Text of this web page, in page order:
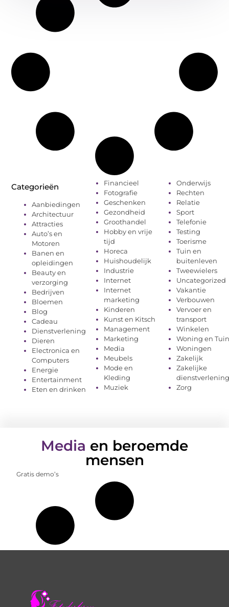
Categorieën
Aanbiedingen
Architectuur
Attracties
Auto’s en
Motoren
Banen en
opleidingen
Beauty en
verzorging
Bedrijven
Bloemen
Blog
Cadeau
Dienstverlening
Dieren
Electronica en
Computers
Energie
Entertainment
Eten en drinken
Financieel
Fotografie
Geschenken
Gezondheid
Groothandel
Hobby en vrije
tijd
Horeca
Huishoudelijk
Industrie
Internet
Internet
marketing
Kinderen
Kunst en Kitsch
Management
Marketing
Media
Meubels
Mode en
Kleding
Muziek
Onderwijs
Rechten
Relatie
Sport
Telefonie
Testing
Toerisme
Tuin en
buitenleven
Tweewielers
Uncategorized
Vakantie
Verbouwen
Vervoer en
transport
Winkelen
Woning en Tuin
Woningen
Zakelijk
Zakelijke
dienstverlening
Zorg
Media en beroemde
mensen
Gratis demo’s